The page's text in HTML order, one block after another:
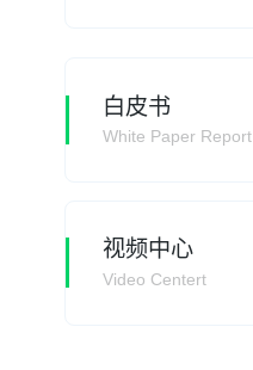
白皮书
White Paper Report
视频中心
Video Centert